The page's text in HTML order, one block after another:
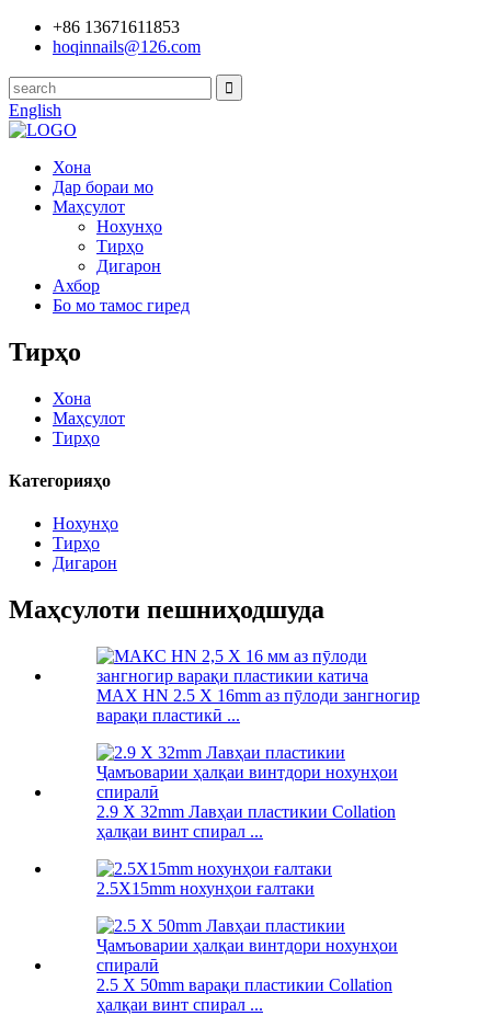
+86 13671611853
hoqinnails@126.com
English
Хона
Дар бораи мо
Маҳсулот
Нохунҳо
Тирҳо
Дигарон
Ахбор
Бо мо тамос гиред
Тирҳо
Хона
Маҳсулот
Тирҳо
Категорияҳо
Нохунҳо
Тирҳо
Дигарон
Маҳсулоти пешниҳодшуда
MAX HN 2.5 X 16mm аз пӯлоди зангногир
варақи пластикӣ ...
2.9 X 32mm Лавҳаи пластикии Collation
ҳалқаи винт спирал ...
2.5X15mm нохунҳои ғалтаки
2.5 X 50mm варақи пластикии Collation
ҳалқаи винт спирал ...